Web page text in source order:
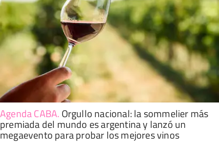
Agenda CABA. Orgullo nacional: la sommelier más
premiada del mundo es argentina y lanzó un
megaevento para probar los mejores vinos